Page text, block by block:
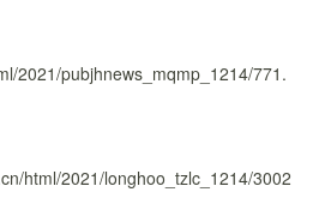
2021/pubjhnews_mqmp_1214/771.
html/2021/longhoo_tzlc_1214/3002